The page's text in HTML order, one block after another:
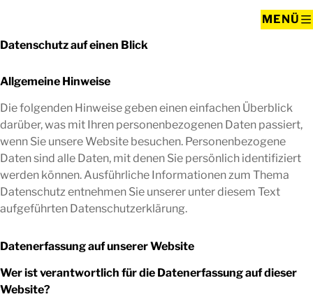
MENÜ
Datenschutz auf einen Blick
Allgemeine Hinweise
Die folgenden Hinweise geben einen einfachen Überblick
darüber, was mit Ihren personenbezogenen Daten passiert,
wenn Sie unsere Website besuchen. Personenbezogene
Daten sind alle Daten, mit denen Sie persönlich identifiziert
werden können. Ausführliche Informationen zum Thema
Datenschutz entnehmen Sie unserer unter diesem Text
aufgeführten Datenschutzerklärung.
Datenerfassung auf unserer Website
Wer ist verantwortlich für die Datenerfassung auf dieser
Website?